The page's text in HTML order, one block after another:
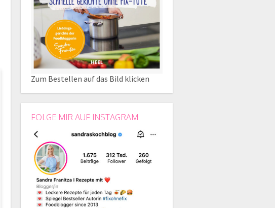
Zum Bestellen auf das Bild klicken
FOLGE MIR AUF INSTAGRAM